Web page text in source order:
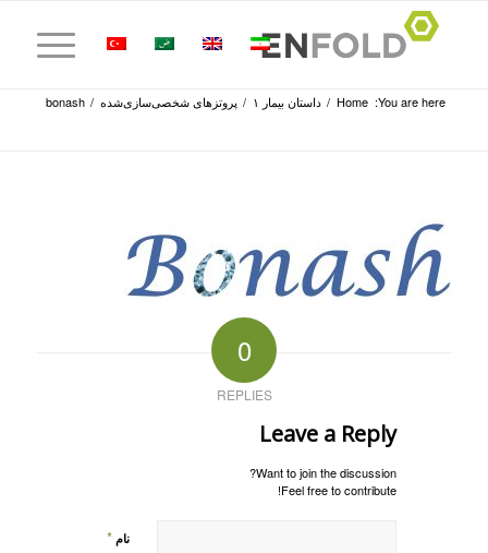
You are here:
Home
/ داستان بیمار ۱ / پروتزهای شخصی‌سازی‌شده /
bonash
0
REPLIES
Leave a Reply
Want to join the discussion?
Feel free to contribute!
نام *